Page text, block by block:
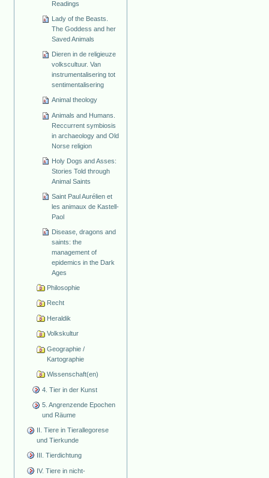
Readings
Lady of the Beasts.
The Goddess and her
Saved Animals
Dieren in de religieuze
volkscultuur. Van
instrumentalisering tot
sentimentalisering
Animal theology
Animals and Humans.
Reccurrent symbiosis
in archaeology and Old
Norse religion
Holy Dogs and Asses:
Stories Told through
Animal Saints
Saint Paul Aurélien et
les animaux de Kastell-
Paol
Disease, dragons and
saints: the
management of
epidemics in the Dark
Ages
Philosophie
Recht
Heraldik
Volkskultur
Geographie /
Kartographie
Wissenschaft(en)
4. Tier in der Kunst
5. Angrenzende Epochen
und Räume
II. Tiere in Tierallegorese
und Tierkunde
III. Tierdichtung
IV. Tiere in nicht-